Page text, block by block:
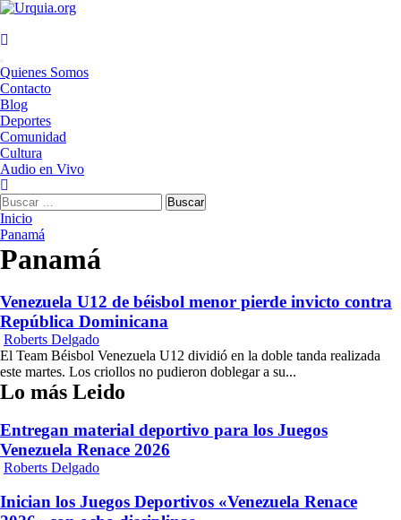
Saltar
contenido
Menú
principal
Quienes Somos
Contacto
Blog
Deportes
Comunidad
Cultura
Audio en Vivo
Buscar:
Inicio
Panamá
Panamá
Venezuela U12 de béisbol menor pierde invicto contra
República Dominicana
Roberts Delgado
El Team Béisbol Venezuela U12 dividió en la doble tanda realizada
este martes. Los criollos no pudieron doblegar a su...
Lo más Leido
Entregan material deportivo para los Juegos
Venezuela Renace 2026
Roberts Delgado
Inician los Juegos Deportivos «Venezuela Renace